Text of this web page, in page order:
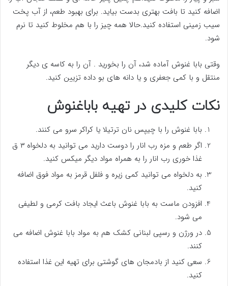
اضافه کنید تا بافت بهتری بدست بیاید. برای بهبود طعم، از آب پخت
سیب زمینی استفاده کنید.حالا همه چیز را با هم مخلوط کنید تا نرم
شود.
وقتی بابا غنوش آماده شد، آن را بخورید . آن را به کاسه ی دیگر
منتقل و با کمی جعفری و یا دانه های بو داده تزیین کنید.
نکات کلیدی در تهیه باباغنوش
بابا غنوش را با چیپس نان ترتیلا یا کراکر سرو می کنند.
اگر طعم و مزه رب انار را دوست دارید می توانید به دلخواه ۳ ق
غذا خوری رب انار را به همراه مواد دیگر میکس کنید.
به دلخواه می توانید کمی زیره و فلفل قرمز به مواد فوق اضافه
کنید.
افزودن ماست به بابا غنوش باعث ایجاد بافت کرمی و لطیفی
می شود.
در ورژن و رسپی لبنانی کشک هم به مواد بابا غنوش اضافه می
کنند.
سعی کنید از بادمجان های گوشتی برای تهیه این غذا استفاده
کنید.